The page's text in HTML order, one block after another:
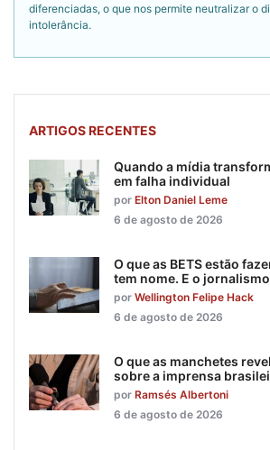
diferenciadas, o que nos permite neutralizar o
intolerância.
ARTIGOS RECENTES
Quando a mídia
em falha individual
por Elton Daniel Leme
6 de agosto de 2026
O que as BETS estão
tem nome. E o
por Wellington Felipe Hack
6 de agosto de 2026
O que as manchetes
sobre a imprensa
por Ramsés Albertoni
6 de agosto de 2026